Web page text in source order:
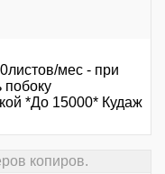
мес - при
побоку
*До 15000* Кудаж
копиров.